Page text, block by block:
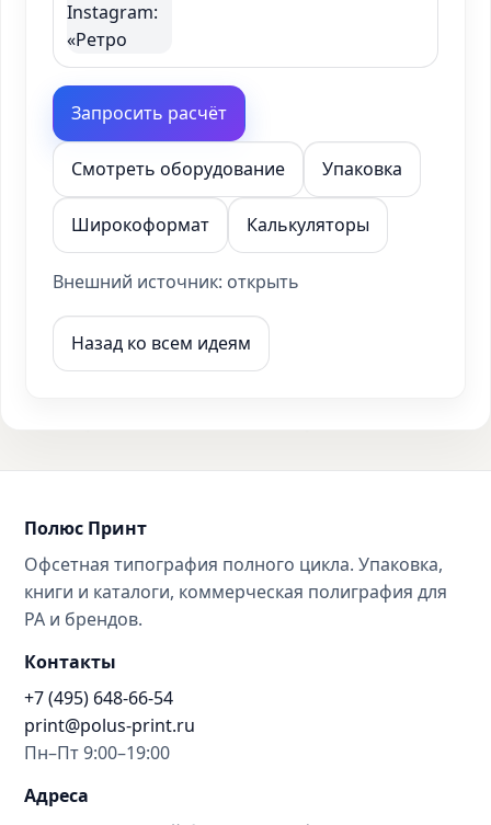
Запросить расчёт
Смотреть оборудование Упаковка
Широкоформат Калькуляторы
Внешний источник: открыть
Назад ко всем идеям
Полюс Принт
Офсетная типография полного цикла. Упаковка,
книги и каталоги, коммерческая полиграфия для
РА и брендов.
Контакты
+7 (495) 648-66-54
print@polus-print.ru
Пн–Пт 9:00–19:00
Адреса